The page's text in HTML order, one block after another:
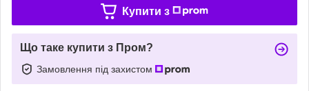
Купити з
Що таке купити з Пром?
Замовлення під захистом